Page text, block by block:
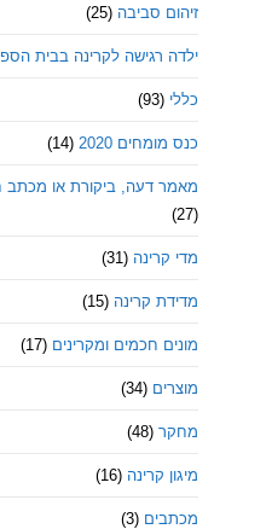
זיהום סביבה (25)
ילדה רגישה לקרינה בבית
כללי (93)
כנס מומחים 2020 (14)
מאמר דעה, ביקורת או מכתב
(27)
מדי קרינה (31)
מדידת קרינה (15)
מונים חכמים ומקרינים (17)
מוצרים (34)
מחקר (48)
מיגון קרינה (16)
מכתבים (3)